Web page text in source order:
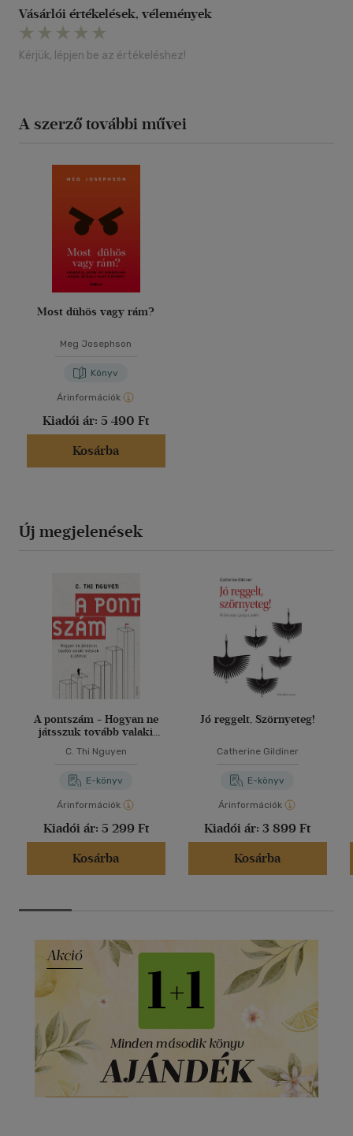
Vásárlói értékelések, vélemények
Kérjük, lépjen be az értékeléshez!
A szerző további művei
Most dühös vagy rám?
Meg Josephson
Könyv
Árinformációk
Kiadói ár: 5 490 Ft
Kosárba
Új megjelenések
A pontszám - Hogyan ne
játsszuk tovább valaki
C. Thi Nguyen
E-könyv
Árinformációk
Kiadói ár: 5 299 Ft
Kosárba
Jó reggelt, Szörnyeteg!
Catherine Gildiner
E-könyv
Árinformációk
Kiadói ár: 3 899 Ft
Kosárba